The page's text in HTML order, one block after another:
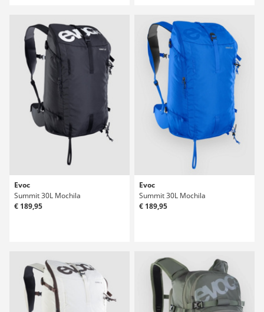
Evoc
Summit 30L Mochila
€ 189,95
Evoc
Summit 30L Mochila
€ 189,95